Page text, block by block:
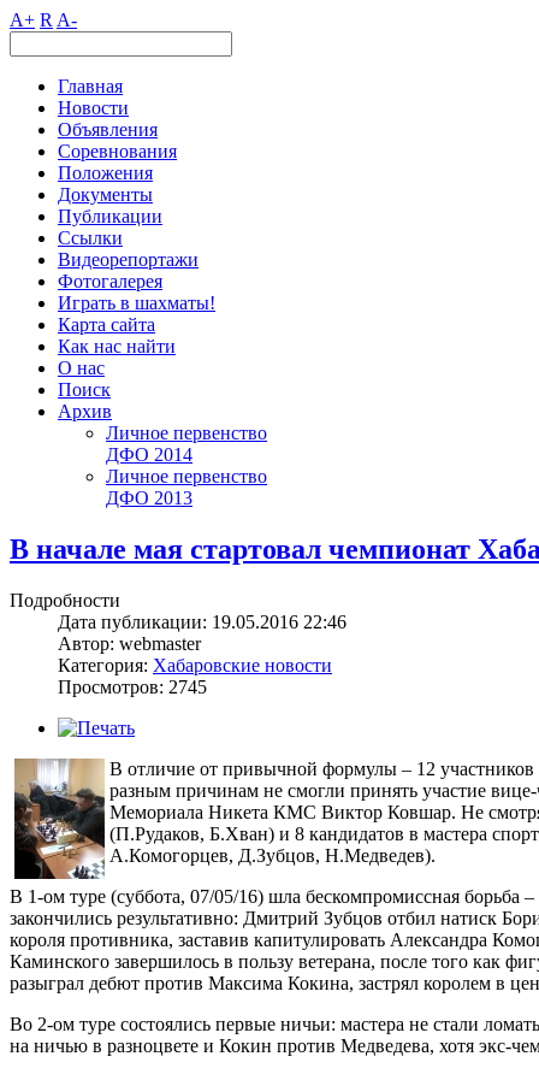
A+ R A-
Главная
Новости
Объявления
Соревнования
Положения
Документы
Публикации
Ссылки
Видеорепортажи
Фотогалерея
Играть в шахматы!
Карта сайта
Как нас найти
О нас
Поиск
Архив
Личное первенство
ДФО 2014
Личное первенство
ДФО 2013
В начале мая стартовал чемпионат
Подробности
Дата публикации: 19.05.2016 22:46
Автор: webmaster
Категория: Хабаровские новости
Просмотров: 2745
В отличие от привычной формулы – 12
разным причинам не смогли принять участие
Мемориала Никета КМС Виктор Ковшар. Не
(П.Рудаков, Б.Хван) и 8 кандидатов в мастера
А.Комогорцев, Д.Зубцов, Н.Медведев).
В 1-ом туре (суббота, 07/05/16) шла бескомпромиссная борьба
закончились результативно: Дмитрий Зубцов отбил натиск
короля противника, заставив капитулировать Александра
Каминского завершилось в пользу ветерана, после того как
разыграл дебют против Максима Кокина, застрял королем в
Во 2-ом туре состоялись первые ничьи: мастера не стали
на ничью в разноцвете и Кокин против Медведева, хотя экс-